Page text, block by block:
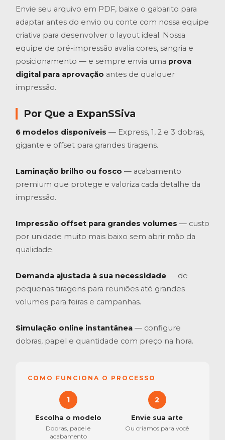
Envie seu arquivo em PDF, baixe o gabarito para
adaptar antes do envio ou conte com nossa equipe
criativa para desenvolver o layout ideal. Nossa
equipe de pré-impressão avalia cores, sangria e
posicionamento — e sempre envia uma prova
digital para aprovação antes de qualquer
impressão.
Por Que a ExpanSSiva
6 modelos disponíveis — Express, 1, 2 e 3 dobras,
gigante e offset para grandes tiragens.
Laminação brilho ou fosco — acabamento
premium que protege e valoriza cada detalhe da
impressão.
Impressão offset para grandes volumes — custo
por unidade muito mais baixo sem abrir mão da
qualidade.
Demanda ajustada à sua necessidade — de
pequenas tiragens para reuniões até grandes
volumes para feiras e campanhas.
Simulação online instantânea — configure
dobras, papel e quantidade com preço na hora.
COMO FUNCIONA O PROCESSO
1
Escolha o modelo
Dobras, papel e
acabamento
2
Envie sua arte
Ou criamos para você